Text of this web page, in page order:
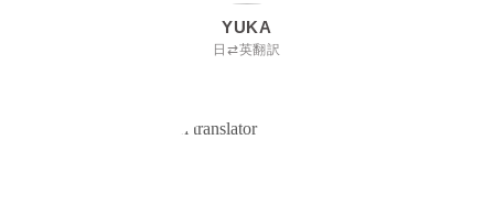
YUKA
日⇄英翻訳